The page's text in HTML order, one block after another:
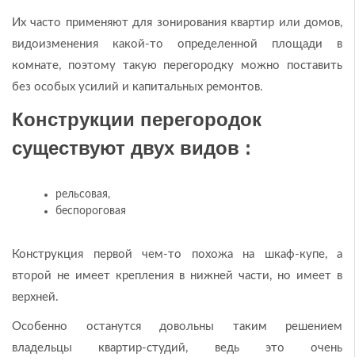
Их часто применяют для зонирования квартир или домов,
видоизменения какой-то определенной площади в
комнате, поэтому такую перегородку можно поставить
без особых усилий и капитальных ремонтов.
Конструкции перегородок
существуют двух видов :
рельсовая,
беспороговая
Конструкция первой чем-то похожа на шкаф-купе, а
второй не имеет крепления в нижней части, но имеет в
верхней.
Особенно останутся довольны таким решением
владельцы квартир-студий, ведь это очень